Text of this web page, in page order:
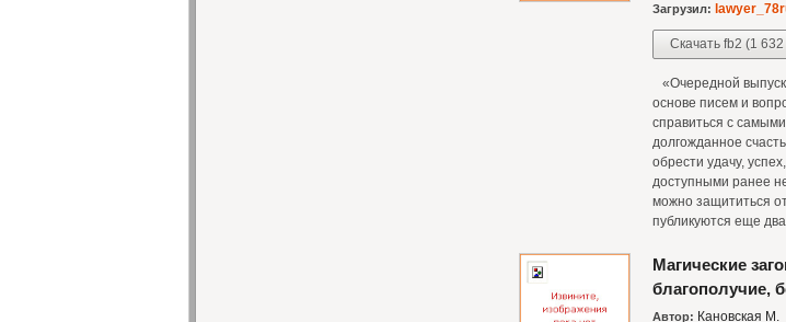
Загрузил:
Скачать fb2 (1
«Очередной
основе писем и
справиться с
долгожданное
обрести удачу,
доступными ранее
можно защититься
публикуются еще
Магические
благополучие,
Автор: Кановская М.